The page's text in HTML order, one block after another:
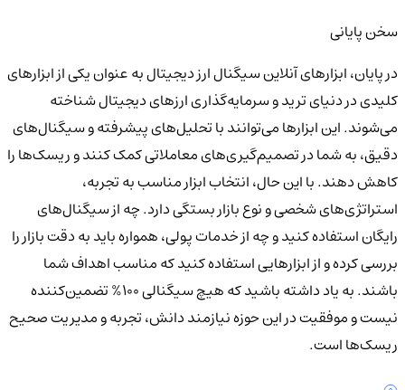
سخن پایانی
در پایان، ابزارهای آنلاین سیگنال ارز دیجیتال به عنوان یکی از ابزارهای
کلیدی در دنیای ترید و سرمایه‌گذاری ارزهای دیجیتال شناخته
می‌شوند. این ابزارها می‌توانند با تحلیل‌های پیشرفته و سیگنال‌های
دقیق، به شما در تصمیم‌گیری‌های معاملاتی کمک کنند و ریسک‌ها را
کاهش دهند. با این حال، انتخاب ابزار مناسب به تجربه،
استراتژی‌های شخصی و نوع بازار بستگی دارد. چه از سیگنال‌های
رایگان استفاده کنید و چه از خدمات پولی، همواره باید به دقت بازار را
بررسی کرده و از ابزارهایی استفاده کنید که مناسب اهداف شما
باشند. به یاد داشته باشید که هیچ سیگنالی ۱۰۰% تضمین‌کننده
نیست و موفقیت در این حوزه نیازمند دانش، تجربه و مدیریت صحیح
ریسک‌ها است.